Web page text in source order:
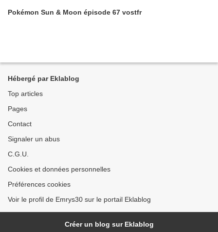
Pokémon Sun & Moon épisode 67 vostfr
Hébergé par Eklablog
Top articles
Pages
Contact
Signaler un abus
C.G.U.
Cookies et données personnelles
Préférences cookies
Voir le profil de Emrys30 sur le portail Eklablog
Créer un blog sur Eklablog